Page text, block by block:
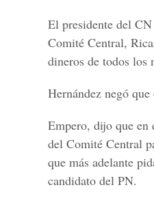
El presidente del
Comité Central,
dineros de todos los
Hernández negó
Empero, dijo que en
del Comité Central
que más adelante
candidato del PN.